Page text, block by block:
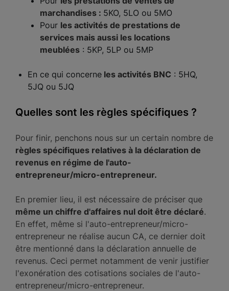
marchandises : 5KO, 5LO ou 5MO
Pour les activités de prestations de
services mais aussi les locations
meublées : 5KP, 5LP ou 5MP
En ce qui concerne les activités BNC : 5HQ,
5JQ ou 5JQ
Quelles sont les règles spécifiques ?
Pour finir, penchons nous sur un certain nombre de
règles spécifiques relatives à la déclaration de
revenus en régime de l'auto-
entrepreneur/micro-entrepreneur.
En premier lieu, il est nécessaire de préciser que
même un chiffre d'affaires nul doit être déclaré.
En effet, même si l'auto-entrepreneur/micro-
entrepreneur ne réalise aucun CA, ce dernier doit
être mentionné dans la déclaration annuelle de
revenus. Ceci permet notamment de venir justifier
l'exonération des cotisations sociales de l'auto-
entrepreneur/micro-entrepreneur.